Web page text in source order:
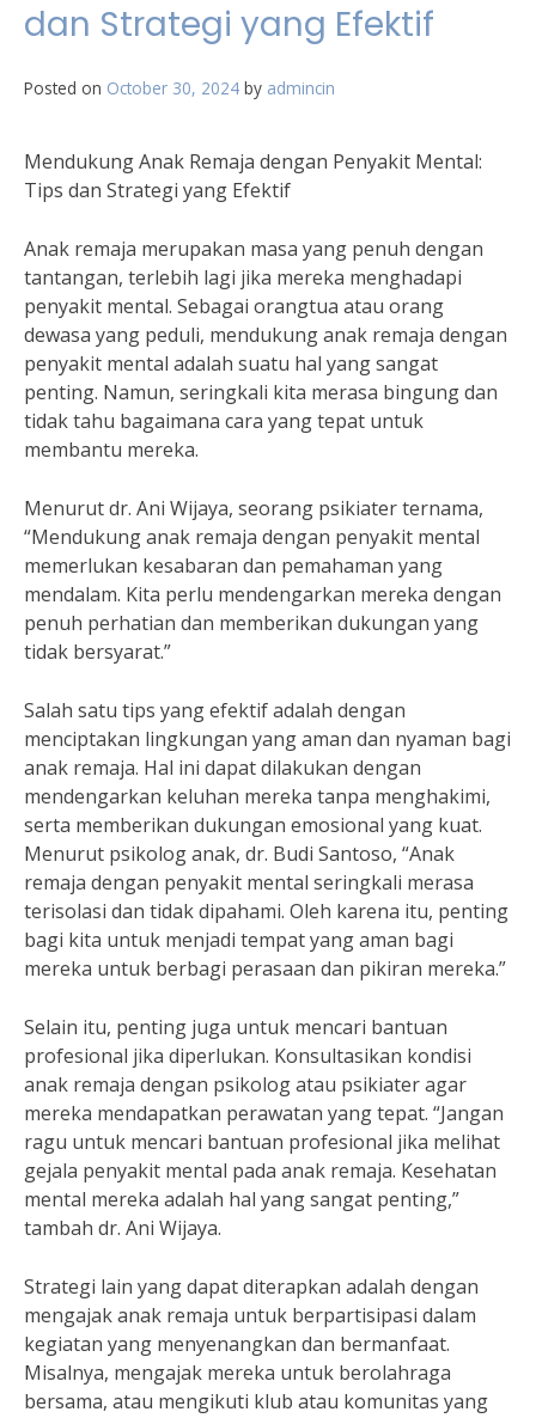
dan Strategi yang Efektif
Posted on October 30, 2024 by admincin
Mendukung Anak Remaja dengan Penyakit Mental:
Tips dan Strategi yang Efektif
Anak remaja merupakan masa yang penuh dengan
tantangan, terlebih lagi jika mereka menghadapi
penyakit mental. Sebagai orangtua atau orang
dewasa yang peduli, mendukung anak remaja dengan
penyakit mental adalah suatu hal yang sangat
penting. Namun, seringkali kita merasa bingung dan
tidak tahu bagaimana cara yang tepat untuk
membantu mereka.
Menurut dr. Ani Wijaya, seorang psikiater ternama,
“Mendukung anak remaja dengan penyakit mental
memerlukan kesabaran dan pemahaman yang
mendalam. Kita perlu mendengarkan mereka dengan
penuh perhatian dan memberikan dukungan yang
tidak bersyarat.”
Salah satu tips yang efektif adalah dengan
menciptakan lingkungan yang aman dan nyaman bagi
anak remaja. Hal ini dapat dilakukan dengan
mendengarkan keluhan mereka tanpa menghakimi,
serta memberikan dukungan emosional yang kuat.
Menurut psikolog anak, dr. Budi Santoso, “Anak
remaja dengan penyakit mental seringkali merasa
terisolasi dan tidak dipahami. Oleh karena itu, penting
bagi kita untuk menjadi tempat yang aman bagi
mereka untuk berbagi perasaan dan pikiran mereka.”
Selain itu, penting juga untuk mencari bantuan
profesional jika diperlukan. Konsultasikan kondisi
anak remaja dengan psikolog atau psikiater agar
mereka mendapatkan perawatan yang tepat. “Jangan
ragu untuk mencari bantuan profesional jika melihat
gejala penyakit mental pada anak remaja. Kesehatan
mental mereka adalah hal yang sangat penting,”
tambah dr. Ani Wijaya.
Strategi lain yang dapat diterapkan adalah dengan
mengajak anak remaja untuk berpartisipasi dalam
kegiatan yang menyenangkan dan bermanfaat.
Misalnya, mengajak mereka untuk berolahraga
bersama, atau mengikuti klub atau komunitas yang